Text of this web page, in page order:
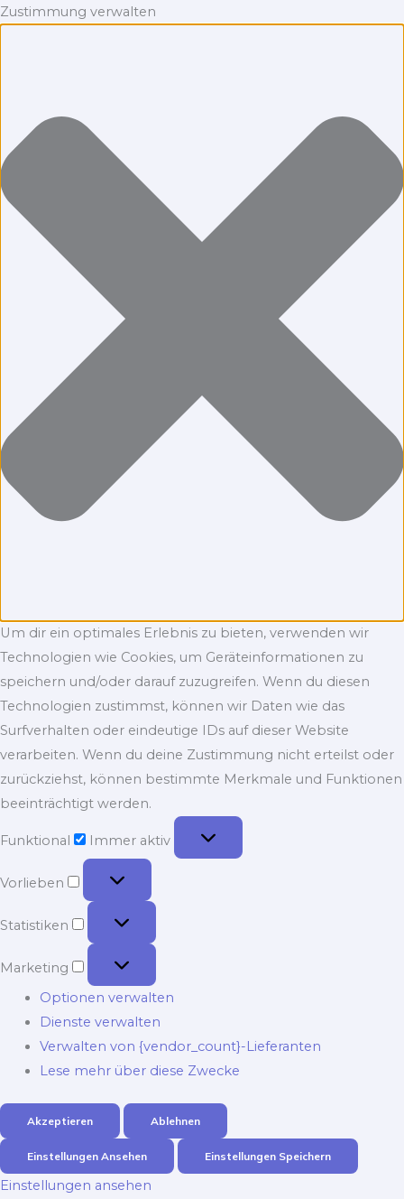
Zustimmung verwalten
Um dir ein optimales Erlebnis zu bieten, verwenden wir
Technologien wie Cookies, um Geräteinformationen zu
speichern und/oder darauf zuzugreifen. Wenn du diesen
Technologien zustimmst, können wir Daten wie das
Surfverhalten oder eindeutige IDs auf dieser Website
verarbeiten. Wenn du deine Zustimmung nicht erteilst oder
zurückziehst, können bestimmte Merkmale und Funktionen
beeinträchtigt werden.
Funktional
Immer aktiv
Vorlieben
Vorlieben
Statistiken
Statistiken
Marketing
Marketing
Optionen verwalten
Dienste verwalten
Verwalten von {vendor_count}-Lieferanten
Lese mehr über diese Zwecke
Akzeptieren Ablehnen
Einstellungen Ansehen Einstellungen Speichern
Einstellungen ansehen